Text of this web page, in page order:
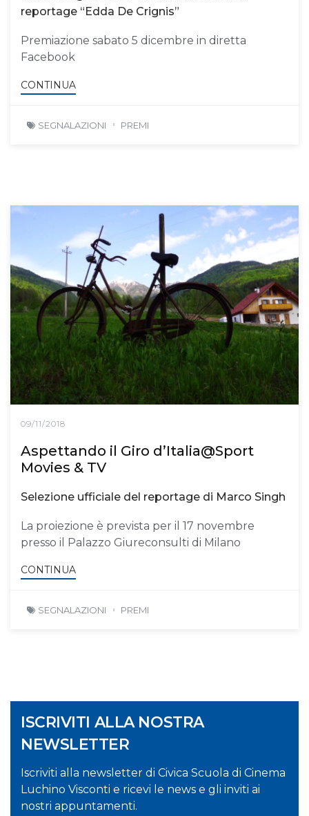
reportage “Edda De Crignis”
Premiazione sabato 5 dicembre in diretta
Facebook
CONTINUA
SEGNALAZIONI PREMI
09/11/2018
Aspettando il Giro d’Italia@Sport
Movies & TV
Selezione ufficiale del reportage di Marco Singh
La proiezione è prevista per il 17 novembre
presso il Palazzo Giureconsulti di Milano
CONTINUA
SEGNALAZIONI PREMI
ISCRIVITI ALLA NOSTRA
NEWSLETTER
Iscriviti alla newsletter di Civica Scuola di Cinema
Luchino Visconti e ricevi le news e gli inviti ai
nostri appuntamenti.